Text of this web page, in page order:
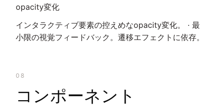
opacity変化
インタラクティブ要素の控えめなopacity変化。 · 最
小限の視覚フィードバック。遷移エフェクトに依存。
08
コンポーネント